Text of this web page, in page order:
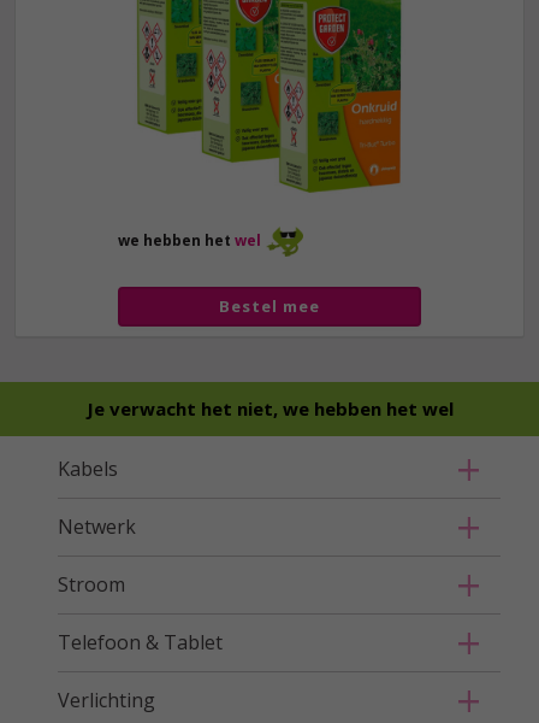
we hebben het wel
Bestel mee
Je verwacht het niet, we hebben het wel
Kabels
Netwerk
Stroom
Telefoon & Tablet
Verlichting